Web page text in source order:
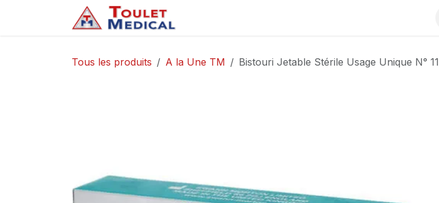
Se rendre au contenu
Tous les produits A la Une TM Bistouri Jetable Stérile Usage Unique N°